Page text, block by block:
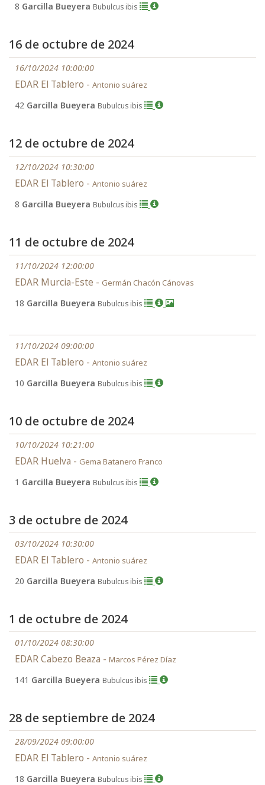
8 Garcilla Bueyera Bubulcus ibis
16 de octubre de 2024
16/10/2024 10:00:00
EDAR El Tablero - Antonio suárez
42 Garcilla Bueyera Bubulcus ibis
12 de octubre de 2024
12/10/2024 10:30:00
EDAR El Tablero - Antonio suárez
8 Garcilla Bueyera Bubulcus ibis
11 de octubre de 2024
11/10/2024 12:00:00
EDAR Murcia-Este - Germán Chacón Cánovas
18 Garcilla Bueyera Bubulcus ibis
11/10/2024 09:00:00
EDAR El Tablero - Antonio suárez
10 Garcilla Bueyera Bubulcus ibis
10 de octubre de 2024
10/10/2024 10:21:00
EDAR Huelva - Gema Batanero Franco
1 Garcilla Bueyera Bubulcus ibis
3 de octubre de 2024
03/10/2024 10:30:00
EDAR El Tablero - Antonio suárez
20 Garcilla Bueyera Bubulcus ibis
1 de octubre de 2024
01/10/2024 08:30:00
EDAR Cabezo Beaza - Marcos Pérez Díaz
141 Garcilla Bueyera Bubulcus ibis
28 de septiembre de 2024
28/09/2024 09:00:00
EDAR El Tablero - Antonio suárez
18 Garcilla Bueyera Bubulcus ibis